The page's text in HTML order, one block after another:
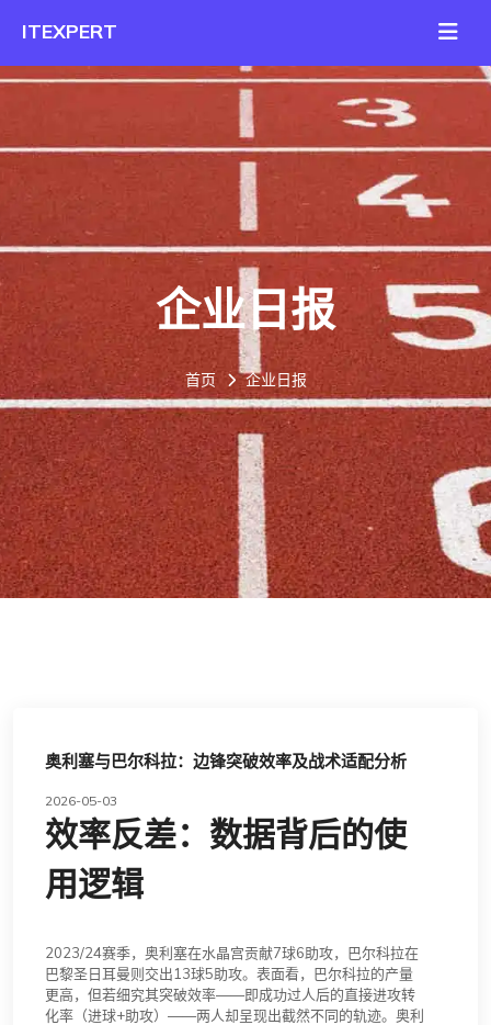
企业日报
首页 企业日报
奥利塞与巴尔科拉：边锋突破效率及战术适配分析
2026-05-03
效率反差：数据背后的使
用逻辑
2023/24赛季，奥利塞在水晶宫贡献7球6助攻，巴尔科拉在
巴黎圣日耳曼则交出13球5助攻。表面看，巴尔科拉的产量
更高，但若细究其突破效率——即成功过人后的直接进攻转
化率（进球+助攻）——两人却呈现出截然不同的轨迹。奥利